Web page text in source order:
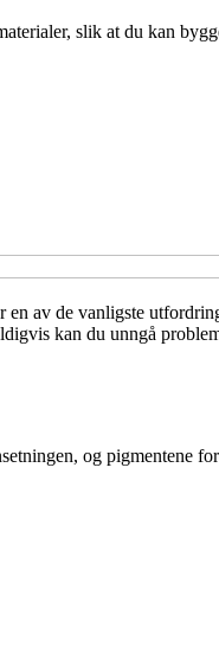
slik at du kan
av de vanligste
kan du unngå
og pigmentene